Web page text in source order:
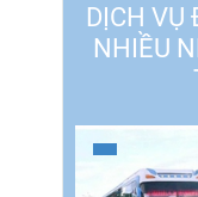
DỊCH VỤ
NHIỀU